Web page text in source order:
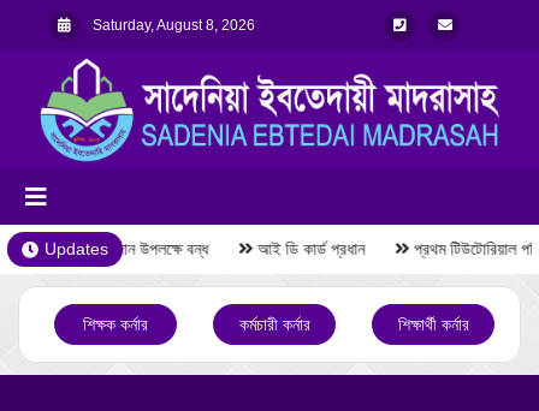
Saturday, August 8, 2026
Updatesরমজান উপলক্ষে বন্ধ আই ডি কার্ড প্রধান প্রথম টিউটোরিয়াল
শিক্ষক কর্নার কর্মচারী কর্নার শিক্ষার্থী কর্নার